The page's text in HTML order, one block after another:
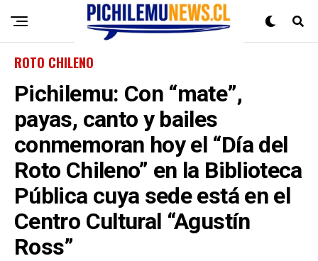
ROTO CHILENO
Pichilemu: Con “mate”,
payas, canto y bailes
conmemoran hoy el “Día del
Roto Chileno” en la Biblioteca
Pública cuya sede está en el
Centro Cultural “Agustín
Ross”